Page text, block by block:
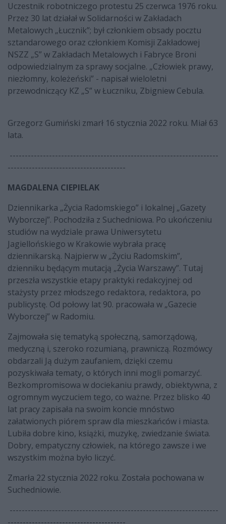
Uczestnik robotniczego protestu 25 czerwca 1976 roku.
Przez 30 lat działał w Solidarności w Zakładach
Metalowych „Łucznik”; był członkiem obsady pocztu
sztandarowego oraz członkiem Komisji Zakładowej
NSZZ „S” w Zakładach Metalowych i Fabryce Broni
odpowiedzialnym za sprawy socjalne. „Człowiek prawy,
niezłomny, koleżeński” - napisał wieloletni
przewodniczący KZ „S” w Łuczniku, Zbigniew Cebula.
Grzegorz Gumiński zmarł 16 stycznia 2022 roku. Miał 63
lata.
---------------------------------------------------------------------
---------------------------------------
MAGDALENA CIEPIELAK
Dziennikarka „Życia Radomskiego” i lokalnej „Gazety
Wyborczej”. Pochodziła z Suchedniowa. Po ukończeniu
studiów na wydziale prawa Uniwersytetu
Jagiellońskiego w Krakowie wybrała pracę
dziennikarską. Najpierw w „Życiu Radomskim”,
dzienniku będącym mutacją „Życia Warszawy”. Tutaj
przeszła wszystkie etapy praktyki redakcyjnej: od
stażysty przez młodszego redaktora, redaktora, po
publicystę. Od połowy lat 90. pracowała w „Gazecie
Wyborczej” w Radomiu.
Zajmowała się tematyką społeczną, samorządową,
medyczną i, szeroko rozumianą, prawniczą. Rozmówcy
obdarzali Ją dużym zaufaniem, dzięki czemu
pozyskiwała tematy, o których inni mogli pomarzyć.
Bezkompromisowa w dociekaniu prawdy, obiektywna, z
ogromnym wyczuciem tego, co ważne. Przez blisko 40
lat pracy zapisała na swoim koncie mnóstwo
załatwionych piórem spraw dla mieszkańców i miasta.
Lubiła dobre kino, książki, muzykę, zwiedzanie świata.
Dobry, empatyczny człowiek, na którego zawsze i we
wszystkim można było liczyć.
Zmarła 22 stycznia 2022 roku. Została pochowana w
Suchedniowie.
---------------------------------------------------------------------